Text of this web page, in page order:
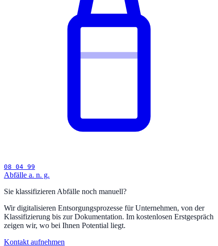
08 04 99
Abfälle a. n. g.
Sie klassifizieren Abfälle noch manuell?
Wir digitalisieren Entsorgungsprozesse für Unternehmen, von der
Klassifizierung bis zur Dokumentation. Im kostenlosen Erstgespräch
zeigen wir, wo bei Ihnen Potential liegt.
Kontakt aufnehmen